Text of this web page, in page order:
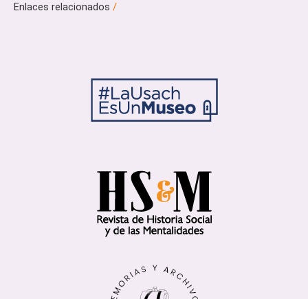
Enlaces relacionados /